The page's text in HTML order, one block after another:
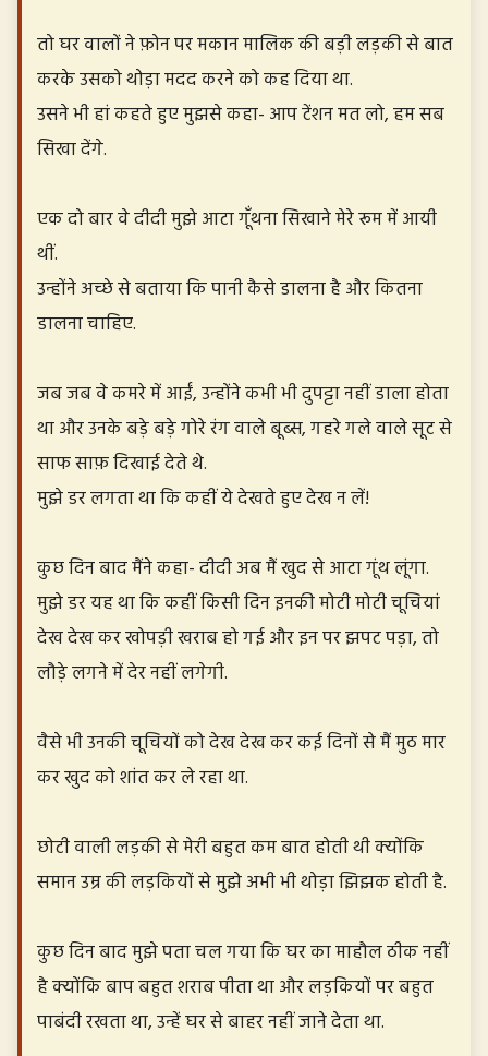
तो घर वालों ने फ़ोन पर मकान मालिक की बड़ी लड़की से बात
करके उसको थोड़ा मदद करने को कह दिया था.
उसने भी हां कहते हुए मुझसे कहा- आप टेंशन मत लो, हम सब
सिखा देंगे.
एक दो बार वे दीदी मुझे आटा गूँथना सिखाने मेरे रूम में आयी
थीं.
उन्होंने अच्छे से बताया कि पानी कैसे डालना है और कितना
डालना चाहिए.
जब जब वे कमरे में आईं, उन्होंने कभी भी दुपट्टा नहीं डाला होता
था और उनके बड़े बड़े गोरे रंग वाले बूब्स, गहरे गले वाले सूट से
साफ साफ़ दिखाई देते थे.
मुझे डर लगता था कि कहीं ये देखते हुए देख न लें!
कुछ दिन बाद मैंने कहा- दीदी अब मैं खुद से आटा गूंथ लूंगा.
मुझे डर यह था कि कहीं किसी दिन इनकी मोटी मोटी चूचियां
देख देख कर खोपड़ी खराब हो गई और इन पर झपट पड़ा, तो
लौड़े लगने में देर नहीं लगेगी.
वैसे भी उनकी चूचियों को देख देख कर कई दिनों से मैं मुठ मार
कर खुद को शांत कर ले रहा था.
छोटी वाली लड़की से मेरी बहुत कम बात होती थी क्योंकि
समान उम्र की लड़कियों से मुझे अभी भी थोड़ा झिझक होती है.
कुछ दिन बाद मुझे पता चल गया कि घर का माहौल ठीक नहीं
है क्योंकि बाप बहुत शराब पीता था और लड़कियों पर बहुत
पाबंदी रखता था, उन्हें घर से बाहर नहीं जाने देता था.